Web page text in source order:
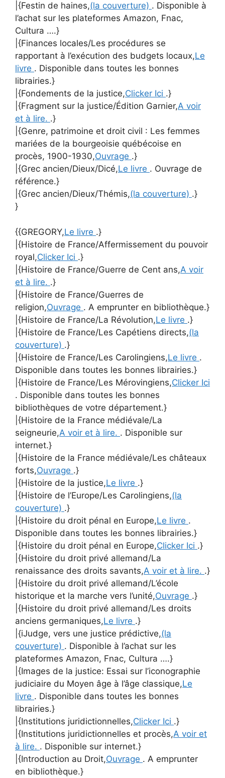
|{Festin de haines,(la couverture) . Disponible à
l’achat sur les plateformes Amazon, Fnac,
Cultura ….}
|{Finances locales/Les procédures se
rapportant à l’exécution des budgets locaux,Le
livre . Disponible dans toutes les bonnes
librairies.}
|{Fondements de la justice,Clicker Ici .}
|{Fragment sur la justice/Édition Garnier,A voir
et à lire. .}
|{Genre, patrimoine et droit civil : Les femmes
mariées de la bourgeoisie québécoise en
procès, 1900-1930,Ouvrage .}
|{Grec ancien/Dieux/Dicé,Le livre . Ouvrage de
référence.}
|{Grec ancien/Dieux/Thémis,(la couverture) .}
}
{{GREGORY,Le livre .}
|{Histoire de France/Affermissement du pouvoir
royal,Clicker Ici .}
|{Histoire de France/Guerre de Cent ans,A voir
et à lire. .}
|{Histoire de France/Guerres de
religion,Ouvrage . A emprunter en bibliothèque.}
|{Histoire de France/La Révolution,Le livre .}
|{Histoire de France/Les Capétiens directs,(la
couverture) .}
|{Histoire de France/Les Carolingiens,Le livre .
Disponible dans toutes les bonnes librairies.}
|{Histoire de France/Les Mérovingiens,Clicker Ici
. Disponible dans toutes les bonnes
bibliothèques de votre département.}
|{Histoire de la France médiévale/La
seigneurie,A voir et à lire. . Disponible sur
internet.}
|{Histoire de la France médiévale/Les châteaux
forts,Ouvrage .}
|{Histoire de la justice,Le livre .}
|{Histoire de l’Europe/Les Carolingiens,(la
couverture) .}
|{Histoire du droit pénal en Europe,Le livre .
Disponible dans toutes les bonnes librairies.}
|{Histoire du droit pénal en Europe,Clicker Ici .}
|{Histoire du droit privé allemand/La
renaissance des droits savants,A voir et à lire. .}
|{Histoire du droit privé allemand/L’école
historique et la marche vers l’unité,Ouvrage .}
|{Histoire du droit privé allemand/Les droits
anciens germaniques,Le livre .}
|{iJudge, vers une justice prédictive,(la
couverture) . Disponible à l’achat sur les
plateformes Amazon, Fnac, Cultura ….}
|{Images de la justice: Essai sur l’iconographie
judiciaire du Moyen âge à l’âge classique,Le
livre . Disponible dans toutes les bonnes
librairies.}
|{Institutions juridictionnelles,Clicker Ici .}
|{Institutions juridictionnelles et procès,A voir et
à lire. . Disponible sur internet.}
|{Introduction au Droit,Ouvrage . A emprunter
en bibliothèque.}